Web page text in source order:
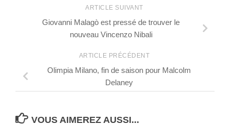
ARTICLE SUIVANT
Giovanni Malagò est pressé de trouver le
nouveau Vincenzo Nibali
ARTICLE PRÉCÉDENT
Olimpia Milano, fin de saison pour Malcolm
Delaney
VOUS AIMEREZ AUSSI...